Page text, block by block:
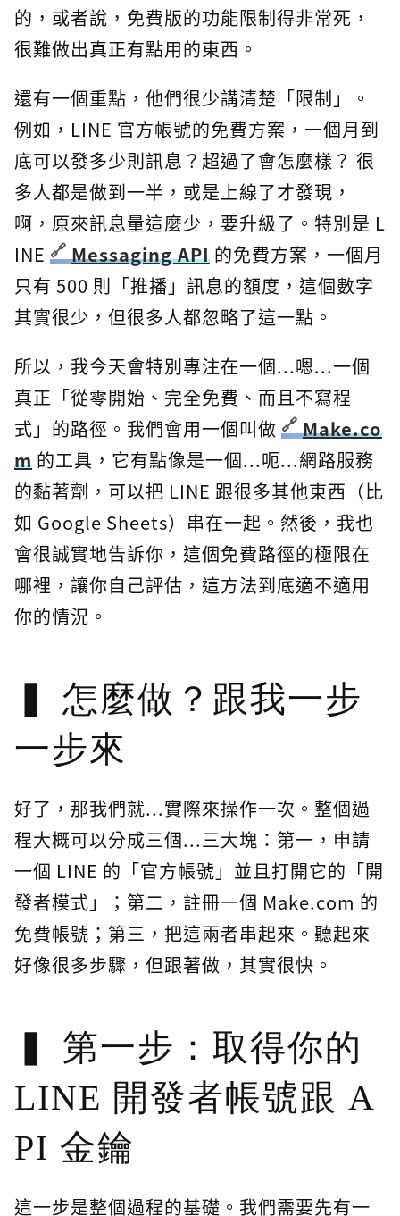
的，或者說，免費版的功能限制得非常死，
很難做出真正有點用的東西。
還有一個重點，他們很少講清楚「限制」。
例如，LINE 官方帳號的免費方案，一個月到
底可以發多少則訊息？超過了會怎麼樣？ 很
多人都是做到一半，或是上線了才發現，
啊，原來訊息量這麼少，要升級了。特別是 L
INE
Messaging API 的免費方案，一個月
只有 500 則「推播」訊息的額度，這個數字
其實很少，但很多人都忽略了這一點。
所以，我今天會特別專注在一個...嗯...一個
真正「從零開始、完全免費、而且不寫程
式」的路徑。我們會用一個叫做
Make.co
m 的工具，它有點像是一個...呃...網路服務
的黏著劑，可以把 LINE 跟很多其他東西（比
如 Google Sheets）串在一起。然後，我也
會很誠實地告訴你，這個免費路徑的極限在
哪裡，讓你自己評估，這方法到底適不適用
你的情況。
怎麼做？跟我一步
一步來
好了，那我們就...實際來操作一次。整個過
程大概可以分成三個...三大塊：第一，申請
一個 LINE 的「官方帳號」並且打開它的「開
發者模式」；第二，註冊一個 Make.com 的
免費帳號；第三，把這兩者串起來。聽起來
好像很多步驟，但跟著做，其實很快。
第一步：取得你的
LINE 開發者帳號跟 A
PI 金鑰
這一步是整個過程的基礎。我們需要先有一